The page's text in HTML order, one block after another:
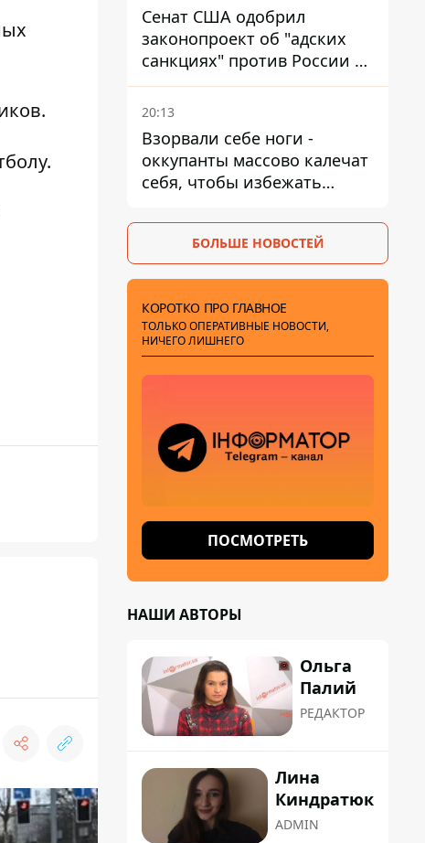
Сенат США одобрил
законопроект об "адских
санкциях" против России и
Ирана
20:13
Взорвали себе ноги -
оккупанты массово калечат
себя, чтобы избежать
БОЛЬШЕ НОВОСТЕЙ
КОРОТКО ПРО ГЛАВНОЕ
ТОЛЬКО ОПЕРАТИВНЫЕ НОВОСТИ,
НИЧЕГО ЛИШНЕГО
ПОСМОТРЕТЬ
НАШИ АВТОРЫ
Ольга
Палий
РЕДАКТОР
Лина
Киндратюк
ADMIN